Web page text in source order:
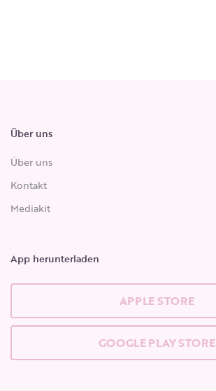
Über uns
Über uns
Kontakt
Mediakit
App herunterladen
APPLE STORE
GOOGLE PLAY STORE